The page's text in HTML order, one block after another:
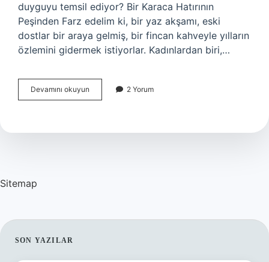
duyguyu temsil ediyor? Bir Karaca Hatırının
Peşinden Farz edelim ki, bir yaz akşamı, eski
dostlar bir araya gelmiş, bir fincan kahveyle yılların
özlemini gidermek istiyorlar. Kadınlardan biri,…
Devamını okuyun
hatır
?
2 Yorum
Sitemap
SIDEBAR
SON YAZILAR